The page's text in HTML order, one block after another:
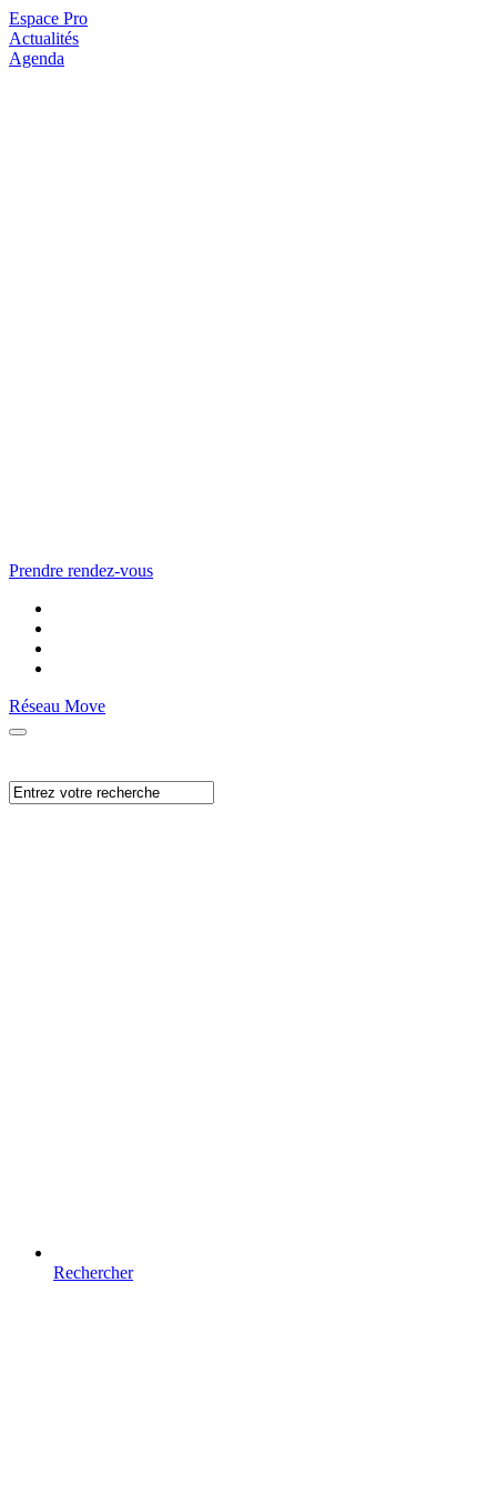
Espace Pro
Actualités
Agenda
Prendre rendez-vous
Réseau Move
Rechercher